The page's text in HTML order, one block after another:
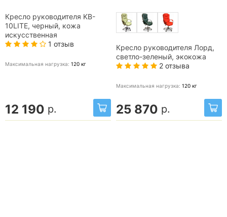
Кресло руководителя KB-
10LITE, черный, кожа
искусственная
1 отзыв
Максимальная нагрузка: 120 кг
12 190 р.
Кресло руководителя Лорд,
светло-зеленый, экокожа
2 отзыва
Максимальная нагрузка: 120 кг
25 870 р.